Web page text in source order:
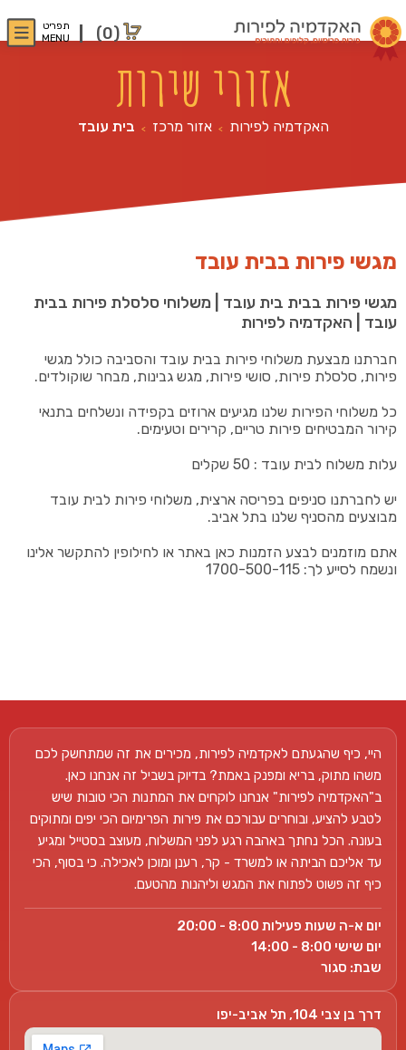
(0)
תפריט
MENU
אזורי שירות
האקדמיה לפירות > אזור מרכז > בית עובד
מגשי פירות בבית עובד
מגשי פירות בבית בית עובד | משלוחי סלסלת פירות בבית
עובד | האקדמיה לפירות
חברתנו מבצעת משלוחי פירות בבית עובד והסביבה כולל מגשי
פירות, סלסלת פירות, סושי פירות, מגש גבינות, מבחר שוקולדים.
כל משלוחי הפירות שלנו מגיעים ארוזים בקפידה ונשלחים בתנאי
קירור המבטיחים פירות טריים, קרירים וטעימים.
עלות משלוח לבית עובד : 50 שקלים
יש לחברתנו סניפים בפריסה ארצית, משלוחי פירות לבית עובד
מבוצעים מהסניף שלנו בתל אביב.
אתם מוזמנים לבצע הזמנות כאן באתר או לחילופין להתקשר אלינו
ונשמח לסייע לך: 1700-500-115
היי, כיף שהגעתם לאקדמיה לפירות, מכירים את זה שמתחשק לכם
משהו מתוק, בריא ומפנק באמת? בדיוק בשביל זה אנחנו כאן.
ב"האקדמיה לפירות" אנחנו לוקחים את המתנות הכי טובות שיש
לטבע להציע, ובוחרים עבורכם את פירות הפרימיום הכי יפים ומתוקים
בעונה. הכל נחתך באהבה רגע לפני המשלוח, מעוצב בסטייל ומגיע
עד אליכם הביתה או למשרד - קר, רענן ומוכן לאכילה. כי בסוף, הכי
כיף זה פשוט לפתוח את המגש וליהנות מהטעם.
יום א-ה שעות פעילות 8:00 - 20:00
יום שישי 8:00 - 14:00
שבת: סגור
דרך בן צבי 104, תל אביב-יפו